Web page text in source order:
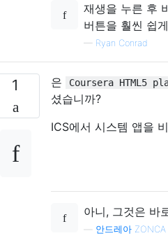
재생을 누른 후
버튼을 훨씬 쉽
— Ryan Conrad
1 은 Coursera HTML5
셨습니까?
ICS에서 시스템 앱을
아니, 그것은 바
안드레아 ZONCA